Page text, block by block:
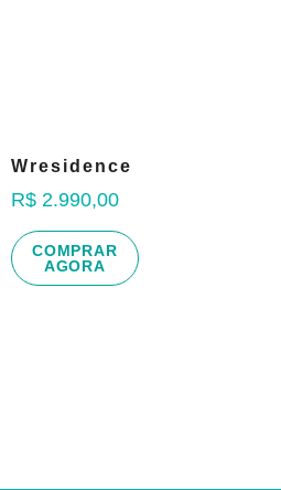
Wresidence
R$ 2.990,00
COMPRAR
AGORA